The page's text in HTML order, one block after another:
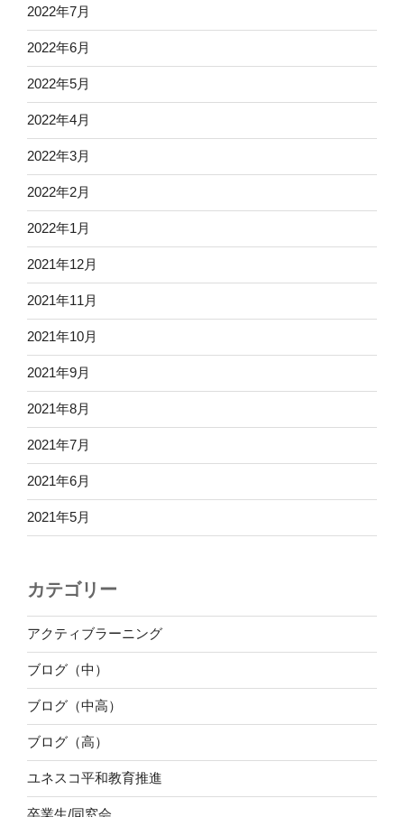
2022年7月
2022年6月
2022年5月
2022年4月
2022年3月
2022年2月
2022年1月
2021年12月
2021年11月
2021年10月
2021年9月
2021年8月
2021年7月
2021年6月
2021年5月
カテゴリー
アクティブラーニング
ブログ（中）
ブログ（中高）
ブログ（高）
ユネスコ平和教育推進